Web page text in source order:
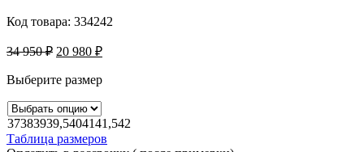
Код товара: 334242
34 950₽ 20 980 ₽
Выберите размер
37383939,5404141,542
Таблица размеров